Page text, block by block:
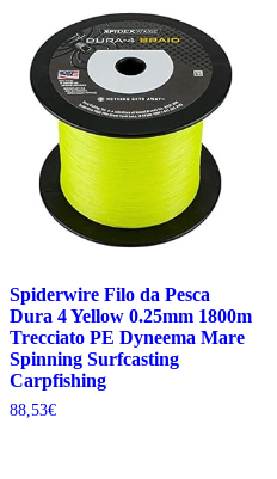
Spiderwire Filo da Pesca
Dura 4 Yellow 0.25mm 1800m
Trecciato PE Dyneema Mare
Spinning Surfcasting
Carpfishing
88,53€